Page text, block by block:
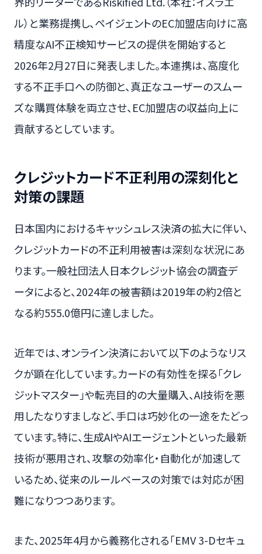
ル）と業務提携し、ペイジェントのEC加盟店向けに高
精度なAI不正検知サービスの提供を開始すると
2026年2月27日に発表しました。本連携は、高度化
する不正手口への防御と、真正なユーザーのスムー
ズな購買体験を両立させ、EC加盟店の収益向上に
貢献するとしています。
クレジットカード不正利用の深刻化と
対策の課題
日本国内におけるキャッシュレス決済の拡大に伴い、
クレジットカードの不正利用被害は深刻な状況にあ
ります。一般社団法人日本クレジット協会の調査デ
ータによると、2024年の被害額は2019年の約2倍と
なる約555.0億円に達しました。
近年では、オンライン決済において以下のようなリス
クが顕在化しています。カードの有効性を探る「クレ
ジットマスター」や転売目的の大量購入、AI技術を悪
用したなりすましなど、手口は巧妙化の一途をたどっ
ています。特に、生成AIやAIエージェントといった最新
技術が悪用され、攻撃の効率化・自動化が加速して
いるため、従来のルールベースの対策では対応が困
難になりつつあります。
また、2025年4月から義務化される「EMV 3-Dセキュ